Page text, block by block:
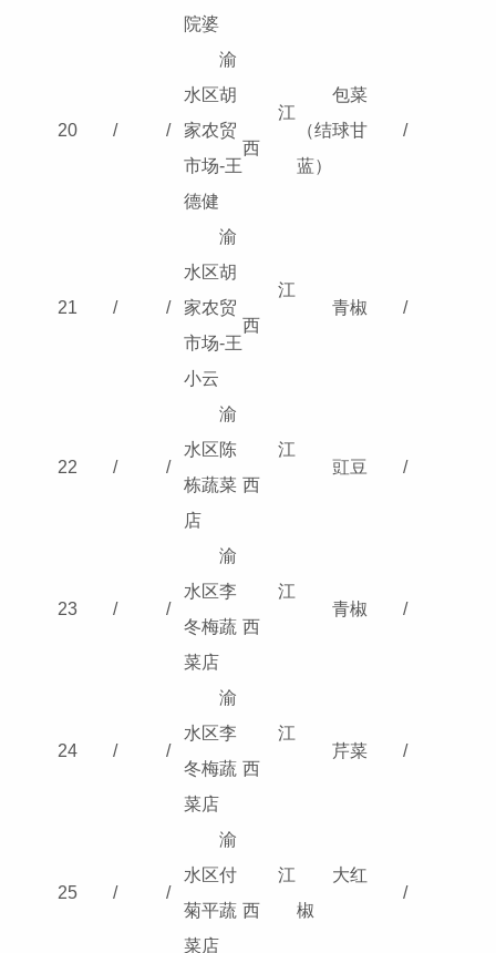
院婆
20 / /
渝
水区胡
家农贸
市场-王
德健
江
西
包菜
（结球甘
蓝）
/
21 / /
渝
水区胡
家农贸
市场-王
小云
江
西
青椒 /
22 / /
渝
水区陈
栋蔬菜
店
江
西
豇豆 /
23 / /
渝
水区李
冬梅蔬
菜店
江
西
青椒 /
24 / /
渝
水区李
冬梅蔬
菜店
江
西
芹菜 /
25 / /
渝
水区付
菊平蔬
菜店
江
西
大红
椒
/